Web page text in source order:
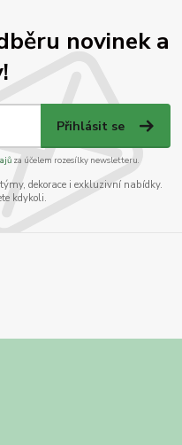
novinek a
Přihlásit se
za účelem rozesílky newsletteru.
dekorace i exkluzivní nabídky.
kdykoli.